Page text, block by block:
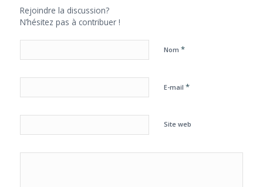
Rejoindre la discussion?
N’hésitez pas à contribuer !
Nom *
E-mail *
Site web